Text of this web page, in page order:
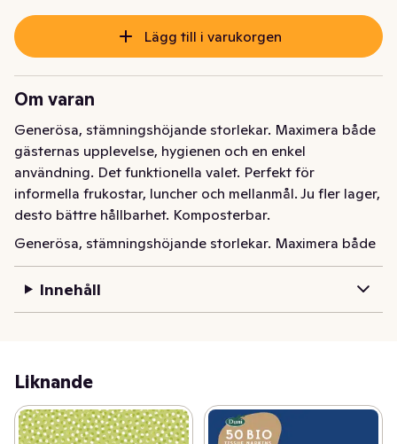
Lägg till i varukorgen
Om varan
Generösa, stämningshöjande storlekar. Maximera både
gästernas upplevelse, hygienen och en enkel
användning. Det funktionella valet. Perfekt för
informella frukostar, luncher och mellanmål. Ju fler lager,
desto bättre hållbarhet. Komposterbar.
Generösa, stämningshöjande storlekar. Maximera både
gästernas upplevelse, hygienen och en enkel
användning. Det funktionella valet. Perfekt för
Innehåll
Liknande